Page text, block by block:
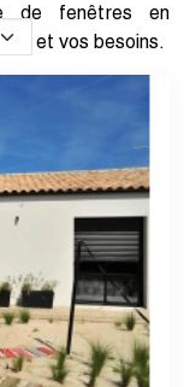
de fenêtres en
et vos besoins.